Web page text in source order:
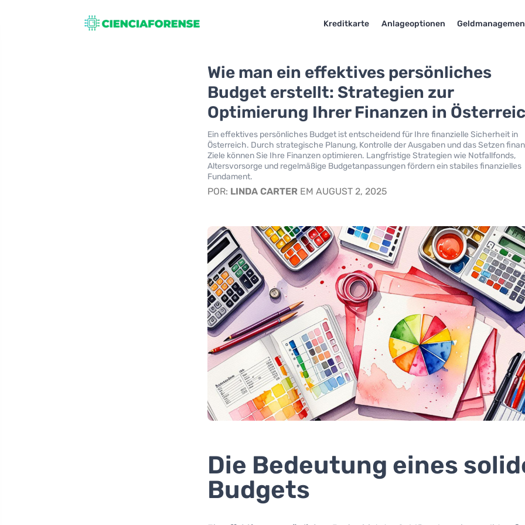
Kreditkarte Anlageoptionen
Wie man ein effektives persönliches
Budget erstellt: Strategien zur
Optimierung Ihrer Finanzen in
Ein effektives persönliches Budget ist entscheidend für Ihre finanzielle Sicherheit in
Österreich. Durch strategische Planung, Kontrolle der Ausgaben und das Setzen
Ziele können Sie Ihre Finanzen optimieren. Langfristige Strategien wie Notfallfonds,
Altersvorsorge und regelmäßige Budgetanpassungen fördern ein stabiles finanzielles
Fundament.
POR: LINDA CARTER EM AUGUST 2, 2025
Die Bedeutung eines
Budgets